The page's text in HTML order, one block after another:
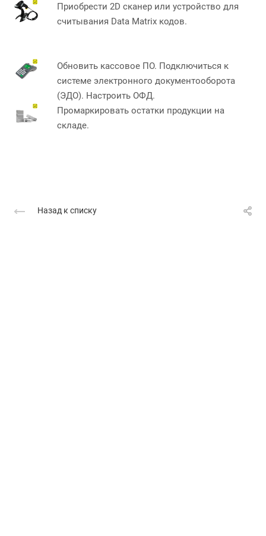
Приобрести 2D сканер или устройство для
считывания Data Matrix кодов.
Обновить кассовое ПО. Подключиться к
системе электронного документооборота
(ЭДО). Настроить ОФД.
Промаркировать остатки продукции на
складе.
Назад к списку